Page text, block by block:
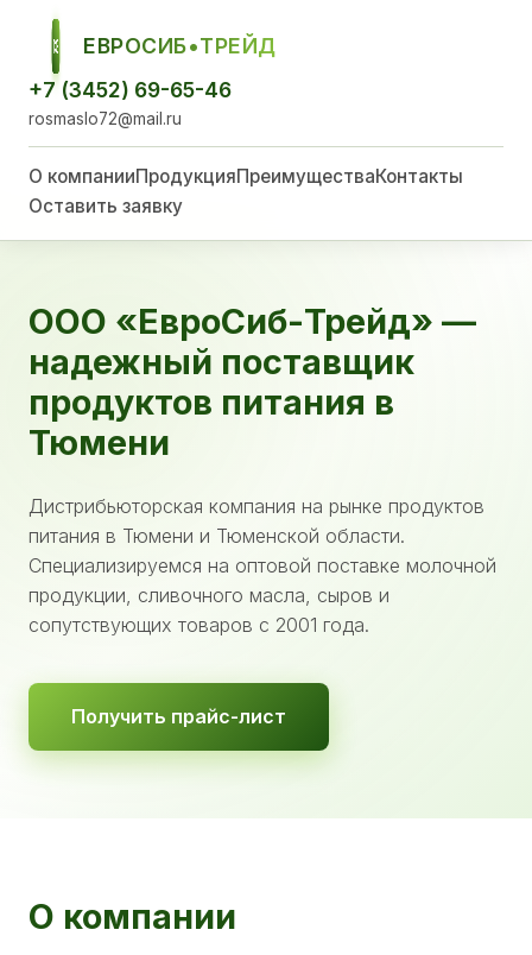
ЕСТ
ЕВРОСИБ•ТРЕЙД
+7 (3452) 69-65-46
rosmaslo72@mail.ru
О компанииПродукцияПреимуществаКонтакты
Оставить заявку
ООО «ЕвроСиб-Трейд» —
надежный поставщик
продуктов питания в
Тюмени
Дистрибьюторская компания на рынке продуктов
питания в Тюмени и Тюменской области.
Специализируемся на оптовой поставке молочной
продукции, сливочного масла, сыров и
сопутствующих товаров с 2001 года.
Получить прайс-лист
О компании